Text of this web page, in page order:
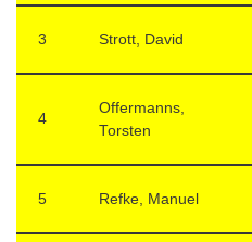
3 Strott, David
4
Offermanns,
Torsten
5 Refke, Manuel